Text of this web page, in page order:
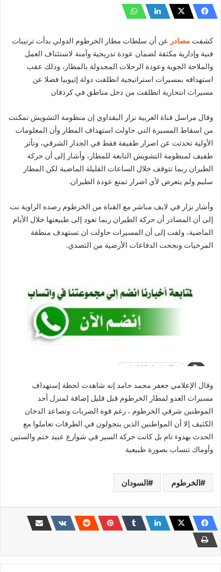
كشفت مصادر عن أن سلطات مطار الخرطوم الدولي بدأت ترتيبات
فنية وإدارية مكثفة لضمان عودة تدريجية وآمنة لاستئناف العمل
والملاحة الجوية وعودة الرحلات المجدولة بالمطار، وذلك عقب
استهدافه بمسيرات استراتيجية انطلقت دولة إثيوبيا فضلا عن
مسيرات انتحارية انطلقت من دخل مناطق في كردفان
وقال مراسل قناة العربية نزار البقداوي إن منظومة التشويش تمكنت
من اسقاط المسيرة التي حاولت استهداف المطار وأن المعلومات
الأولية تحدثت عن اضرار طفيفة فقط في الجدار الشرقي، وتأثر
طفيف لمنظومة التشويش التابعة للمطار، وأشار إلى أن حركة
الطيران ربما تتوقف خلال الساعات القليلة الماضية لكن المطار
سليم ولم يتعرض لأي اضرار تمنع عودة الطيران.
وأشار نزار في لايف مباشر مع القناة من الخرطوم رصده الزاوية نت
إلى أن المصادر أن حركة الطيران ربما تعود إلى طبيعتها خلال الأيام
الماضية، ولفت إلى أن المسيرات حاولت ان تستهدف منطقة
المرخيات ونجحت الدفاعات الأرضية من التصدي.
وقال الإعلامي جعفر محمد حامد إنه شاهدت لحظة إستهداف
مسيرات العدو لمطار الخرطوم قبل قليل إضافة لمنزل أحد
الموطنين شرقي الخرطوم ، رغم قوة الضربات وتصاعد الدخان
الكثيف إلا أن المواطنين الذين يتجولون في الطرقات تعاملوا مع
الحدث بهدوء تام بل كانت حركة السير في شوارع عبيد ختم والستين
وأوماك تنساب بصورة طبيعية
الخرطوم السودان